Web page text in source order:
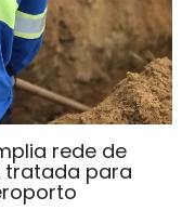
rede de
tratada para